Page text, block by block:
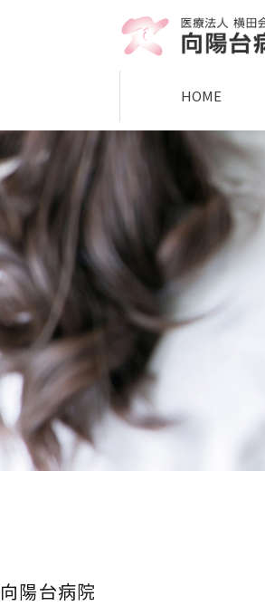
HOME
向陽台病院